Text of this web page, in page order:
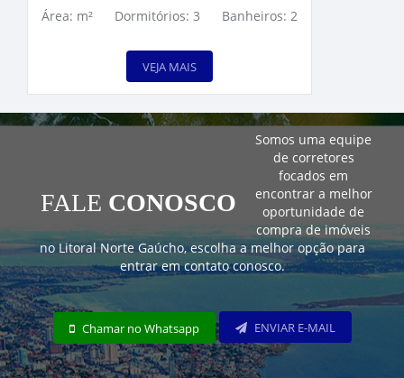
Área: m² Dormitórios: 3 Banheiros: 2
VEJA MAIS
FALE CONOSCO
Somos uma equipe
de corretores
focados em
encontrar a melhor
oportunidade de
compra de imóveis
no Litoral Norte Gaúcho, escolha a melhor opção para
entrar em contato conosco.
Chamar no Whatsapp ENVIAR E-MAIL